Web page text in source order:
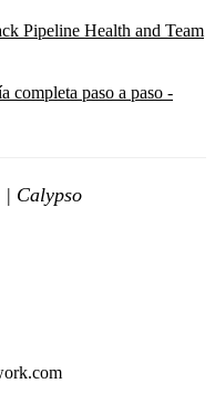
Pipeline Health and Team
completa paso a paso -
| Calypso